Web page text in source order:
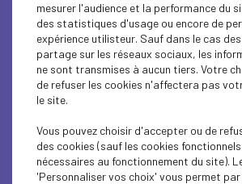
mesurer l'audience et la performance du
des statistiques d'usage ou encore de
expérience utilisteur. Sauf dans le cas
partage sur les réseaux sociaux, les
ne sont transmises à aucun tiers. Votre
de refuser les cookies n'affectera pas
le site.
Vous pouvez choisir d'accepter ou de
des cookies (sauf les cookies
nécessaires au fonctionnement du site).
'Personnaliser vos choix' vous permet